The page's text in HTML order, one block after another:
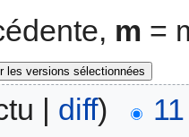
m =
| diff)